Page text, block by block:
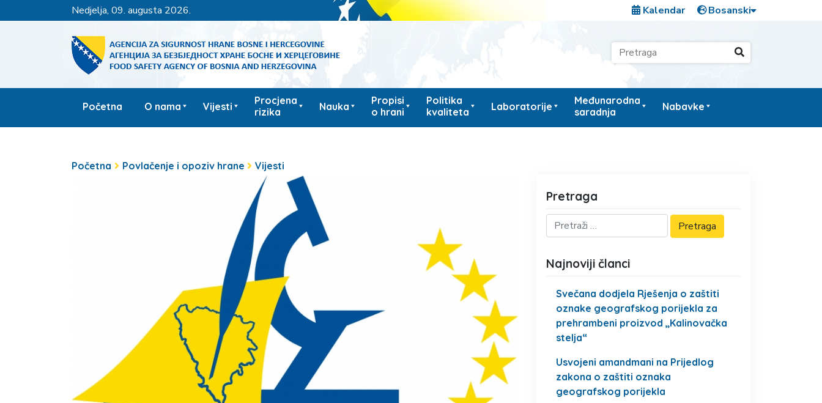
nedjelja, 09. augusta 2026. Kalendar
Početna O nama Vijesti
Procjena
rizika
Nauka
Propisi
o hrani
Politika
kvaliteta
Laboratorije
Međunarodna
saradnja
Nabavke
Početna Povlačenje i opoziv hrane Vijesti
Pretraga
Najnoviji članci
Svečana dodjela Rješenja o zaštiti
oznake geografskog porijekla za
prehrambeni proizvod „Kalinovačka
stelja“
Usvojeni amandmani na Prijedlog
zakona o zaštiti oznaka
geografskog porijekla